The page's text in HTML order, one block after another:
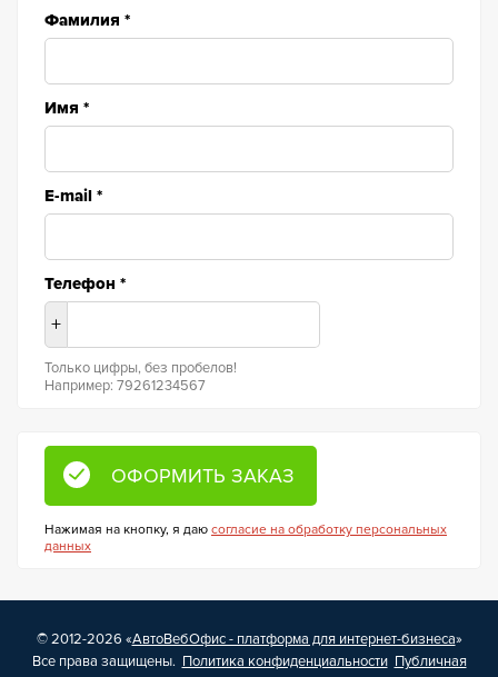
Фамилия *
Имя *
E-mail *
Телефон *
+
Только цифры, без пробелов!
Например: 79261234567
Нажимая на кнопку, я даю согласие на обработку персональных
данных
© 2012-2026 «АвтоВебОфис - платформа для интернет-бизнеса»
Все права защищены. Политика конфиденциальности Публичная